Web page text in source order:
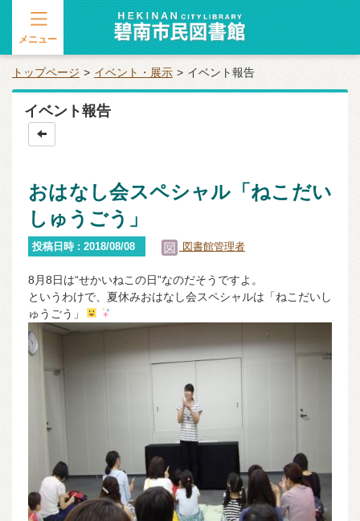
メニュー
トップページ イベント・展示 イベント報告
イベント報告
おはなし会スペシャル「ねこだい
しゅうごう」
投稿日時 : 2018/08/08 図書館管理者
8月8日は“せかいねこの日”なのだそうですよ。
というわけで、夏休みおはなし会スペシャルは「ねこだいし
ゅうごう」